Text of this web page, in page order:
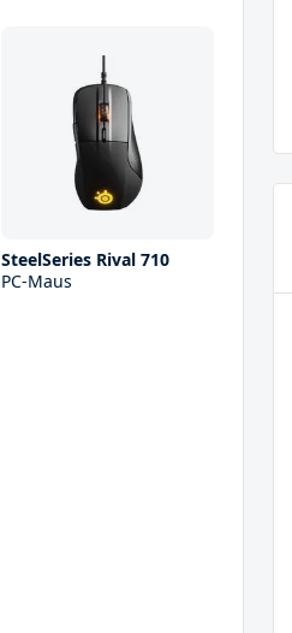
SteelSeries Rival 710
PC-Maus